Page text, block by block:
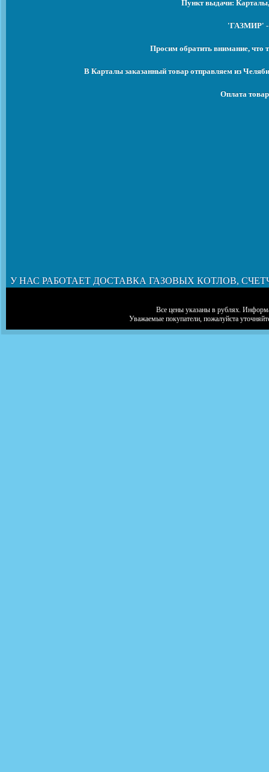
Пункт выдачи:
'ГАЗМИР' -
Просим обратить внимание, что
В Карталы заказанный товар отправляем из
Оплата
У НАС РАБОТАЕТ ДОСТАВКА ГАЗОВЫХ КОТЛОВ,
Все цены указаны в рублях.
Уважаемые покупатели, пожалуйста